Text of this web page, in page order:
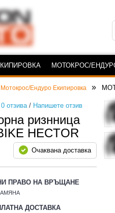
МОТОКРОС/
Мотокрос/Ендуро Екипировка
0 отзива/ Напишете отзив
ризнница
HECTOR
Очаквана доставка
ПРАВО НА ВРЪЩАНЕ
ДОСТАВКА